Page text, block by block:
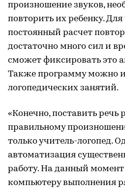
произношение звуков,
повторить их ребенку. Для
постоянный расчет
достаточно много сил и
сможет фиксировать это
Также программу можно
логопедических занятий.
«Конечно, поставить речь
правильному
только учитель-логопед.
автоматизация
работу. На данный
компьютеру выполнения